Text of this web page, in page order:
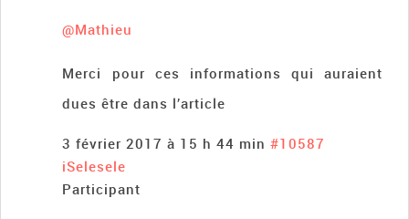
@Mathieu
Merci pour ces informations qui auraient
dues être dans l’article
3 février 2017 à 15 h 44 min #10587
iSelesele
Participant